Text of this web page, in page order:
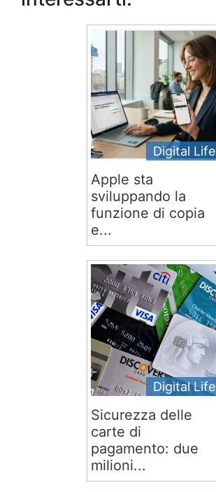
Digital Life
Apple sta
sviluppando la
funzione di copia
e...
Digital Life
Sicurezza delle
carte di
pagamento: due
milioni...